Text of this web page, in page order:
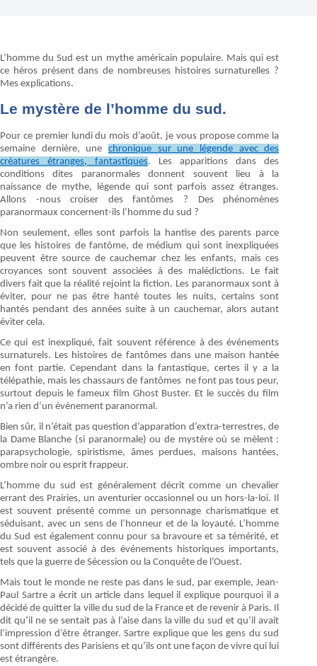
L’homme du Sud est un mythe américain populaire. Mais qui est
ce héros présent dans de nombreuses histoires surnaturelles ?
Mes explications.
Le mystère de l’homme du sud.
Pour ce premier lundi du mois d’août, je vous propose comme la
semaine dernière, une chronique sur une légende avec des
créatures étranges, fantastiques. Les apparitions dans des
conditions dites paranormales donnent souvent lieu à la
naissance de mythe, légende qui sont parfois assez étranges.
Allons -nous croiser des fantômes ? Des phénomènes
paranormaux concernent-ils l’homme du sud ?
Non seulement, elles sont parfois la hantise des parents parce
que les histoires de fantôme, de médium qui sont inexpliquées
peuvent être source de cauchemar chez les enfants, mais ces
croyances sont souvent associées à des malédictions. Le fait
divers fait que la réalité rejoint la fiction. Les paranormaux sont à
éviter, pour ne pas être hanté toutes les nuits, certains sont
hantés pendant des années suite à un cauchemar, alors autant
éviter cela.
Ce qui est inexpliqué, fait souvent référence à des événements
surnaturels. Les histoires de fantômes dans une maison hantée
en font partie. Cependant dans la fantastique, certes il y a la
télépathie, mais les chassaurs de fantômes ne font pas tous peur,
surtout depuis le fameux film Ghost Buster. Et le succès du film
n’a rien d’un événement paranormal.
Bien sûr, il n’était pas question d’apparation d’extra-terrestres, de
la Dame Blanche (si paranormale) ou de mystère où se mèlent :
parapsychologie, spiristisme, âmes perdues, maisons hantées,
ombre noir ou esprit frappeur.
L’homme du sud est généralement décrit comme un chevalier
errant des Prairies, un aventurier occasionnel ou un hors-la-loi. Il
est souvent présenté comme un personnage charismatique et
séduisant, avec un sens de l’honneur et de la loyauté. L’homme
du Sud est également connu pour sa bravoure et sa témérité, et
est souvent associé à des événements historiques importants,
tels que la guerre de Sécession ou la Conquête de l’Ouest.
Mais tout le monde ne reste pas dans le sud, par exemple, Jean-
Paul Sartre a écrit un article dans lequel il explique pourquoi il a
décidé de quitter la ville du sud de la France et de revenir à Paris. Il
dit qu’il ne se sentait pas à l’aise dans la ville du sud et qu’il avait
l’impression d’être étranger. Sartre explique que les gens du sud
sont différents des Parisiens et qu’ils ont une façon de vivre qui lui
est étrangère.